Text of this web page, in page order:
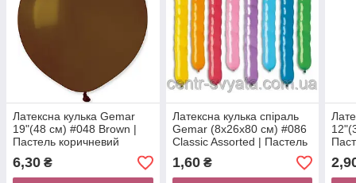
Латексна кулька Gemar
19"(48 см) #048 Brown |
Пастель коричневий
6,30 ₴
Латексна кулька спіраль
Gemar (8х26х80 см) #086
Classic Assorted | Пастель
асорті
1,60₴